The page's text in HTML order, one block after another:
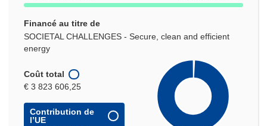
Financé au titre de
SOCIETAL CHALLENGES - Secure, clean and efficient
energy
Coût total
€ 3 823 606,25
Contribution de
l’UE